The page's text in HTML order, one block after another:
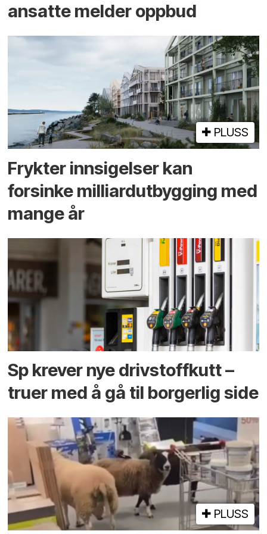
ansatte melder oppbud
PLUSS
Frykter innsigelser kan
forsinke milliard­utbygging med
mange år
Sp krever nye drivstoffkutt –
truer med å gå til borgerlig side
PLUSS